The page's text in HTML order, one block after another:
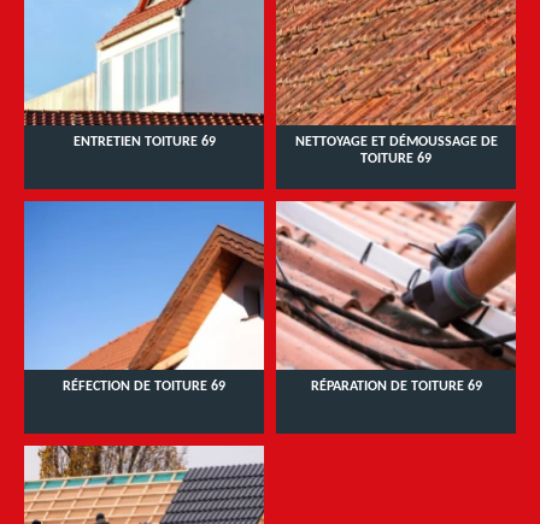
ENTRETIEN TOITURE 69
NETTOYAGE ET DÉMOUSSAGE DE
TOITURE 69
RÉFECTION DE TOITURE 69 RÉPARATION DE TOITURE 69